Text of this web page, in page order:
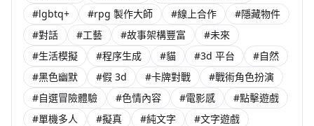
#lgbtq+
#rpg 製作大師 #線上合作
#隱藏物件
#對話
#工藝 #故事架構豐富
#未來
#生活模擬
#程序生成 #貓 #3d 平台
#自然
#黑色幽默
#假 3d #卡牌對戰
#戰術角色扮演
#自選冒險體驗
#色情內容 #電影感
#點擊遊戲
#單機多人
#擬真 #純文字
#文字遊戲